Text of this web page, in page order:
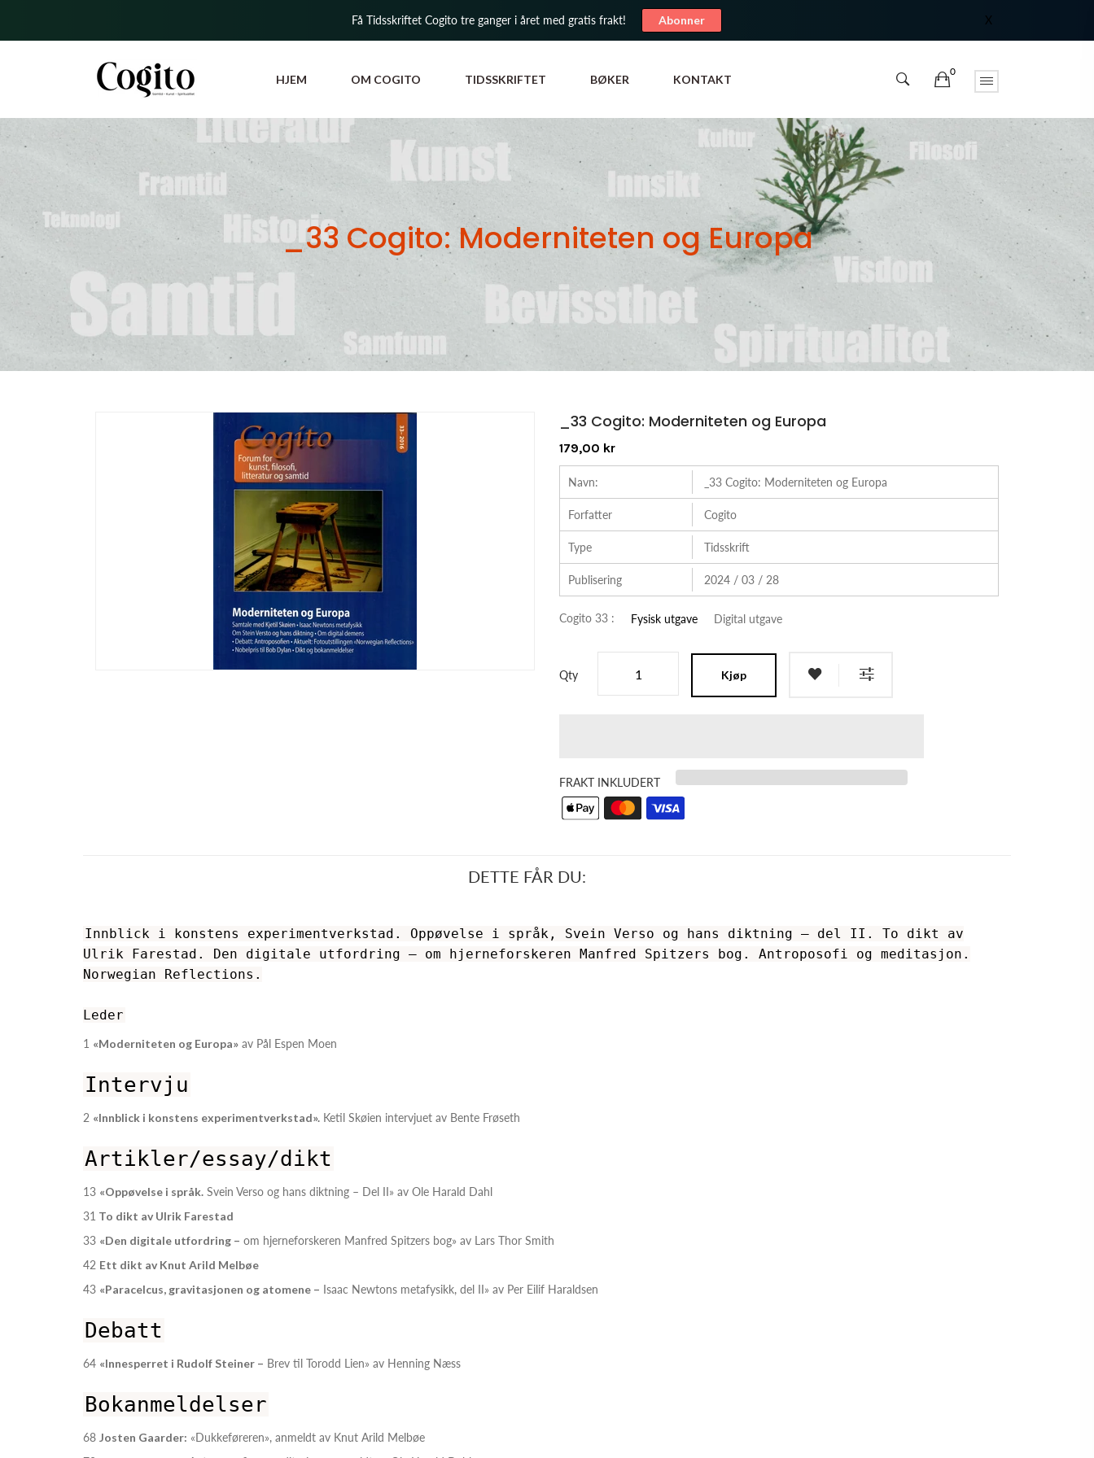
Få Tidsskriftet Cogito tre ganger i året med gratis frakt! Abonner X
HJEM OM COGITO TIDSSKRIFTET BØKER KONTAKT
0
_33 Cogito: Moderniteten og Europa
_33 Cogito: Moderniteten og Europa
179,00 kr
Navn: _33 Cogito: Moderniteten og Europa
Forfatter Cogito
Type Tidsskrift
Publisering 2024 / 03 / 28
Cogito 33 : Fysisk utgave Digital utgave
Qty Kjøp
FRAKT INKLUDERT
DETTE FÅR DU:
Innblick i konstens experimentverkstad. Oppøvelse i språk, Svein Verso og hans diktning – del II. To dikt av
Ulrik Farestad. Den digitale utfordring – om hjerneforskeren Manfred Spitzers bog. Antroposofi og meditasjon.
Norwegian Reflections.
Leder
1 «Moderniteten og Europa» av Pål Espen Moen
Intervju
2 «Innblick i konstens experimentverkstad». Ketil Skøien intervjuet av Bente Frøseth
Artikler/essay/dikt
13 «Oppøvelse i språk. Svein Verso og hans diktning – Del II» av Ole Harald Dahl
31 To dikt av Ulrik Farestad
33 «Den digitale utfordring – om hjerneforskeren Manfred Spitzers bog» av Lars Thor Smith
42 Ett dikt av Knut Arild Melbøe
43 «Paracelcus, gravitasjonen og atomene – Isaac Newtons metafysikk, del II» av Per Eilif Haraldsen
Debatt
64 «Innesperret i Rudolf Steiner – Brev til Torodd Lien» av Henning Næss
Bokanmeldelser
68 Josten Gaarder: «Dukkeføreren», anmeldt av Knut Arild Melbøe